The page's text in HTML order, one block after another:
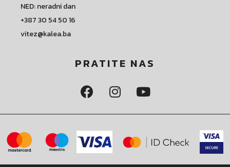
NED: neradni dan
+387 30 54 50 16
vitez@kalea.ba
PRATITE NAS